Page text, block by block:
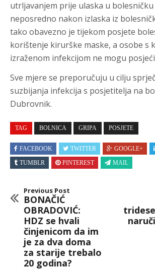
utrljavanjem prije ulaska u
neposredno nakon izlaska iz
tako obavezno je tijekom posjete
korištenje kirurške maske, a osobe s
izraženom infekcijom ne mogu
Sve mjere se preporučuju u cilju
suzbijanja infekcija s posjetitelja na
Dubrovnik.
TAG BOLNICA GRIPA POSJETE
FACEBOOK TWITTER GOOGLE+
TUMBLR
PINTEREST MAIL
Previous Post
BONAČIĆ
OBRADOVIĆ:
HDZ se hvali
činjenicom da im
je za dva doma
za starije trebalo
20 godina?